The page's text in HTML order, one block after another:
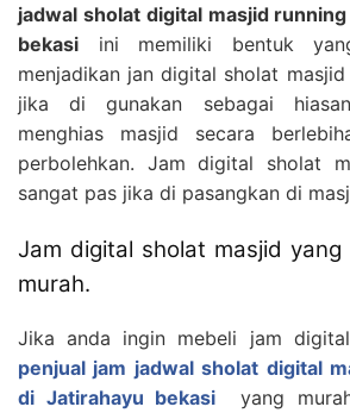
jadwal sholat digital masjid
bekasi ini memiliki bentuk
menjadikan jan digital sholat
jika di gunakan sebagai
menghias masjid secara
perbolehkan. Jam digital sholat
sangat pas jika di pasangkan di
Jam digital sholat masjid
murah.
Jika anda ingin mebeli jam
penjual jam jadwal sholat digital
di Jatirahayu bekasi yang